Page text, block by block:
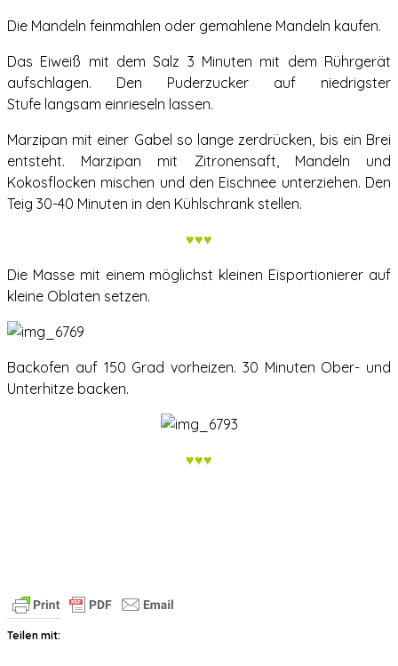
Die Mandeln feinmahlen oder gemahlene Mandeln kaufen.
Das Eiweiß mit dem Salz 3 Minuten mit dem Rührgerät
aufschlagen. Den Puderzucker auf niedrigster
Stufe langsam einrieseln lassen.
Marzipan mit einer Gabel so lange zerdrücken, bis ein Brei
entsteht. Marzipan mit Zitronensaft, Mandeln und
Kokosflocken mischen und den Eischnee unterziehen. Den
Teig 30-40 Minuten in den Kühlschrank stellen.
♥♥♥
Die Masse mit einem möglichst kleinen Eisportionierer auf
kleine Oblaten setzen.
Backofen auf 150 Grad vorheizen. 30 Minuten Ober- und
Unterhitze backen.
♥♥♥
Teilen mit: